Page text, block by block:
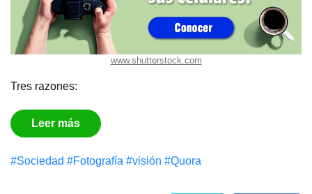
www.shutterstock.com
Tres razones:
Leer más
#Sociedad #Fotografía #visión #Quora